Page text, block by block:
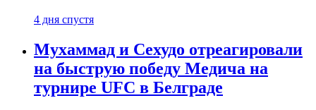
4 дня спустя
Мухаммад и Сехудо отреагировали
на быструю победу Медича на
турнире UFC в Белграде